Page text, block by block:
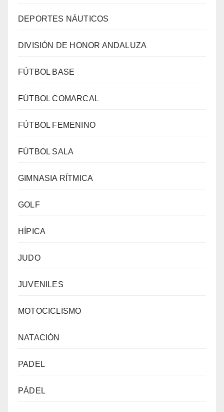
DEPORTES NÁUTICOS
DIVISIÓN DE HONOR ANDALUZA
FÚTBOL BASE
FÚTBOL COMARCAL
FÚTBOL FEMENINO
FÚTBOL SALA
GIMNASIA RÍTMICA
GOLF
HÍPICA
JUDO
JUVENILES
MOTOCICLISMO
NATACIÓN
PADEL
PÁDEL